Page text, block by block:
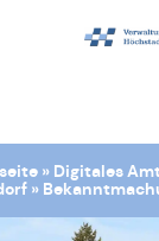
» Digitales
»